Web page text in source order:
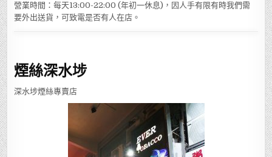
營業時間：每天13:00-22:00 (年初一休息)，因人手有限有時我們需
要外出送貨，可致電是否有人在店。
煙絲深水埗
深水埗煙絲專賣店